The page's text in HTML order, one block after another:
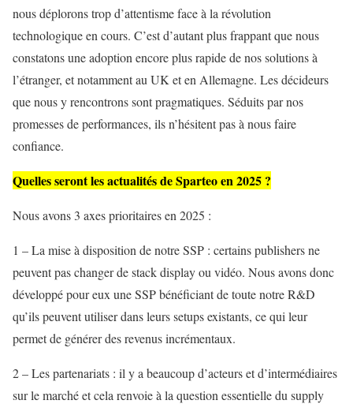
nous déplorons trop d’attentisme face à la révolution
technologique en cours. C’est d’autant plus frappant que nous
constatons une adoption encore plus rapide de nos solutions à
l’étranger, et notamment au UK et en Allemagne. Les décideurs
que nous y rencontrons sont pragmatiques. Séduits par nos
promesses de performances, ils n’hésitent pas à nous faire
confiance.
Quelles seront les actualités de Sparteo en 2025 ?
Nous avons 3 axes prioritaires en 2025 :
1 – La mise à disposition de notre SSP : certains publishers ne
peuvent pas changer de stack display ou vidéo. Nous avons donc
développé pour eux une SSP bénéficiant de toute notre R&D
qu’ils peuvent utiliser dans leurs setups existants, ce qui leur
permet de générer des revenus incrémentaux.
2 – Les partenariats : il y a beaucoup d’acteurs et d’intermédiaires
sur le marché et cela renvoie à la question essentielle du supply